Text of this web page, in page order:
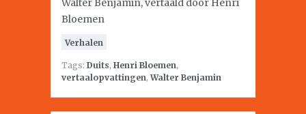
Walter Benjamin, vertaald door Henri
Bloemen
Verhalen
Tags: Duits, Henri Bloemen,
vertaalopvattingen,Walter Benjamin